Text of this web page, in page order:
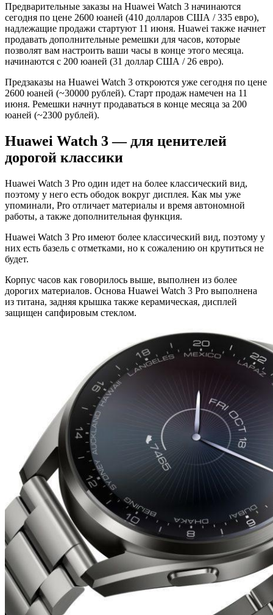
Предварительные заказы на Huawei Watch 3 начинаются
сегодня по цене 2600 юаней (410 долларов США / 335 евро),
надлежащие продажи стартуют 11 июня. Huawei также начнет
продавать дополнительные ремешки для часов, которые
позволят вам настроить ваши часы в конце этого месяца.
начинаются с 200 юаней (31 доллар США / 26 евро).
Предзаказы на Huawei Watch 3 откроются уже сегодня по цене
2600 юаней (~30000 рублей). Старт продаж намечен на 11
июня. Ремешки начнут продаваться в конце месяца за 200
юаней (~2300 рублей).
Huawei Watch 3 — для ценителей
дорогой классики
Huawei Watch 3 Pro один идет на более классический вид,
поэтому у него есть ободок вокруг дисплея. Как мы уже
упоминали, Pro отличает материалы и время автономной
работы, а также дополнительная функция.
Huawei Watch 3 Pro имеют более классический вид, поэтому у
них есть базель с отметками, но к сожалению он крутиться не
будет.
Корпус часов как говорилось выше, выполнен из более
дорогих материалов. Основа Huawei Watch 3 Pro выполнена
из титана, задняя крышка также керамическая, дисплей
защищен сапфировым стеклом.